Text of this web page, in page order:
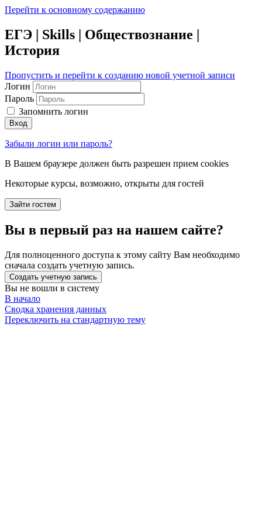
Перейти к основному содержанию
ЕГЭ | Skills | Обществознание |
История
Пропустить и перейти к созданию новой учетной записи
Логин
Пароль
Запомнить логин
Вход
Забыли логин или пароль?
В Вашем браузере должен быть разрешен прием cookies
Некоторые курсы, возможно, открыты для гостей
Зайти гостем
Вы в первый раз на нашем сайте?
Для полноценного доступа к этому сайту Вам необходимо
сначала создать учетную запись.
Создать учетную запись
Вы не вошли в систему
В начало
Сводка хранения данных
Переключить на стандартную тему